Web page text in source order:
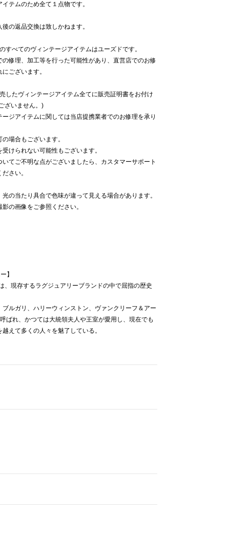
テムのため全て１点物です。
の返品交換は致しかねます。
すべてのヴィンテージアイテムはユーズドです。
の修理、加工等を行った可能性があり、直営店でのお修
ございます。
したヴィンテージアイテム全てに販売証明書をお付け
ざいません。)
ジアイテムに関しては当店提携業者でのお修理を承り
場合もございます。
けられない可能性もございます。
てご不明な点がございましたら、カスタマーサポート
さい。
光の当たり具合で色味が違って見える場合があります。
の画像をご参照ください。
】
、現存するラグジュアリーブランドの中で屈指の歴史
ルガリ、ハリーウィンストン、ヴァンクリーフ＆アー
ばれ、かつては大統領夫人や王室が愛用し、現在でも
えて多くの人々を魅了している。